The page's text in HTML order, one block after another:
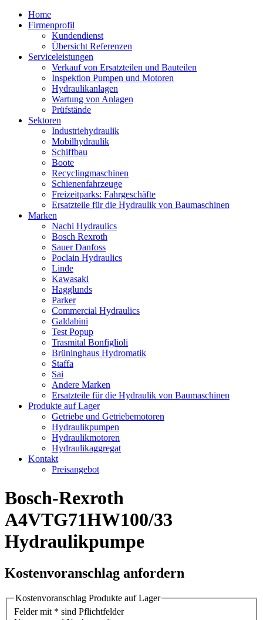
Home
Firmenprofil
Kundendienst
Übersicht Referenzen
Serviceleistungen
Verkauf von Ersatzteilen und Bauteilen
Inspektion Pumpen und Motoren
Hydraulikanlagen
Wartung von Anlagen
Prüfstände
Sektoren
Industriehydraulik
Mobilhydraulik
Schiffbau
Boote
Recyclingmaschinen
Schienenfahrzeuge
Freizeitparks: Fahrgeschäfte
Ersatzteile für die Hydraulik von Baumaschinen
Marken
Nachi Hydraulics
Bosch Rexroth
Sauer Danfoss
Poclain Hydraulics
Linde
Kawasaki
Hagglunds
Parker
Commercial Hydraulics
Galdabini
Test Popup
Trasmital Bonfiglioli
Brüninghaus Hydromatik
Staffa
Sai
Andere Marken
Ersatzteile für die Hydraulik von Baumaschinen
Produkte auf Lager
Getriebe und Getriebemotoren
Hydraulikpumpen
Hydraulikmotoren
Hydraulikaggregat
Kontakt
Preisangebot
Bosch-Rexroth
A4VTG71HW100/33
Hydraulikpumpe
Kostenvoranschlag anfordern
Kostenvoranschlag Produkte auf Lager
Felder mit * sind Pflichtfelder